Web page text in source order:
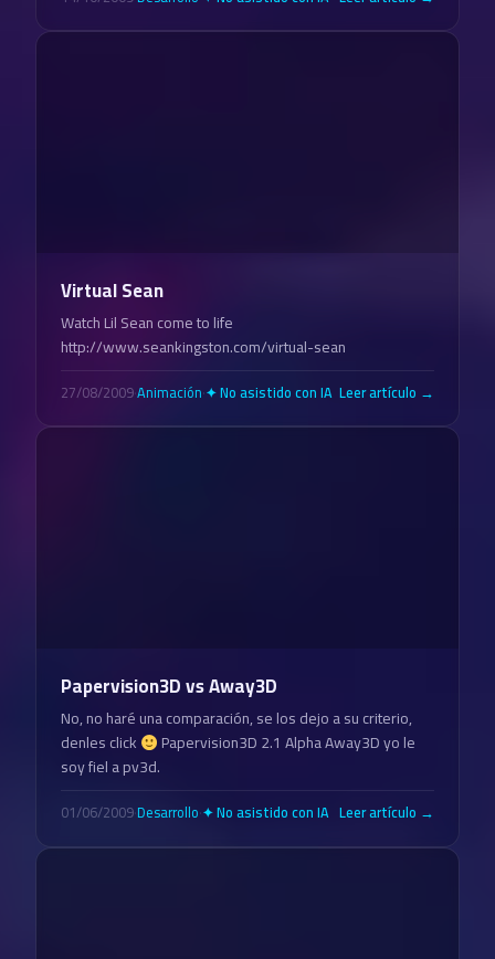
Virtual Sean
Watch Lil Sean come to life
http://www.seankingston.com/virtual-sean
27/08/2009·Animación·✦ No asistido con IA Leer artículo →
Papervision3D vs Away3D
No, no haré una comparación, se los dejo a su criterio,
denles click
Papervision3D 2.1 Alpha Away3D yo le
soy fiel a pv3d.
01/06/2009·Desarrollo·✦ No asistido con IA Leer artículo →